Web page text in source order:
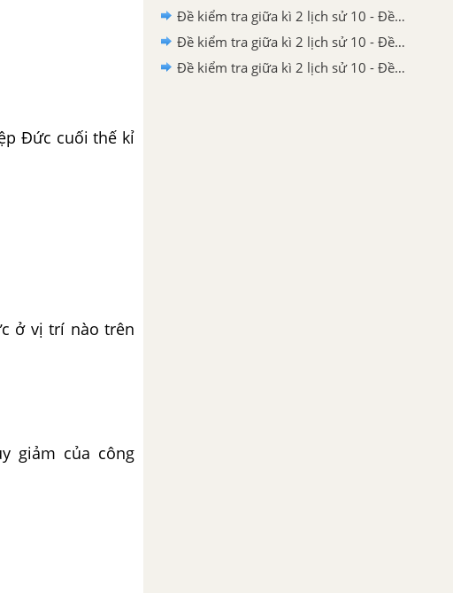
Đức cuối thế kỉ
ở vị trí nào trên
giảm của công
Đề kiểm tra giữa kì 2 lịch sử 10 - Đề số 3 có lời giải chi tiết
Đề kiểm tra giữa kì 2 lịch sử 10 - Đề số 2 có lời giải chi tiết
Đề kiểm tra giữa kì 2 lịch sử 10 - Đề số 1 có lời giải chi tiết